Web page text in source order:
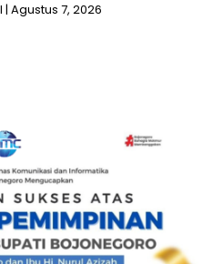
| Agustus 7, 2026